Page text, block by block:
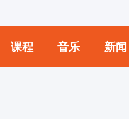
课程 音乐 新闻